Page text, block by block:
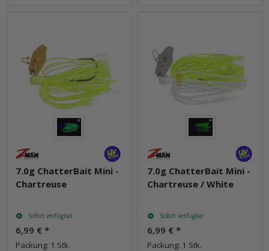
7.0g ChatterBait Mini -
Chartreuse
Sofort verfügbar
6,99 € *
Packung: 1 Stk.
7.0g ChatterBait Mini -
Chartreuse / White
Sofort verfügbar
6,99 € *
Packung: 1 Stk.